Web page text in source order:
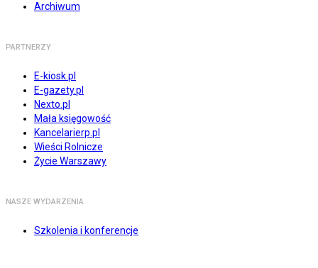
Archiwum
PARTNERZY
E-kiosk.pl
E-gazety.pl
Nexto.pl
Mała księgowość
Kancelarierp.pl
Wieści Rolnicze
Życie Warszawy
NASZE WYDARZENIA
Szkolenia i konferencje